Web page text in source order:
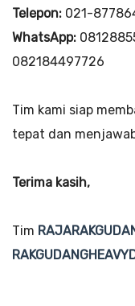
Telepon: 021-
WhatsApp:
082184497726
Tim kami siap
tepat dan
Terima kasih,
Tim